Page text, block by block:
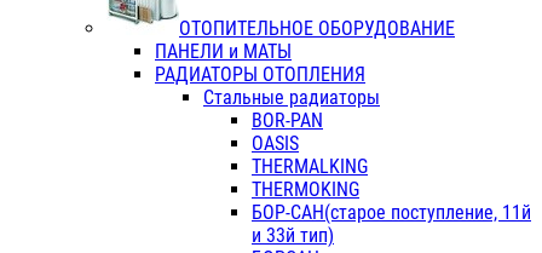
ОТОПИТЕЛЬНОЕ ОБОРУДОВАНИЕ
ПАНЕЛИ и МАТЫ
РАДИАТОРЫ ОТОПЛЕНИЯ
Стальные радиаторы
BOR-PAN
OASIS
THERMALKING
THERMOKING
БОР-САН(старое поступление, 11й
и 33й тип)